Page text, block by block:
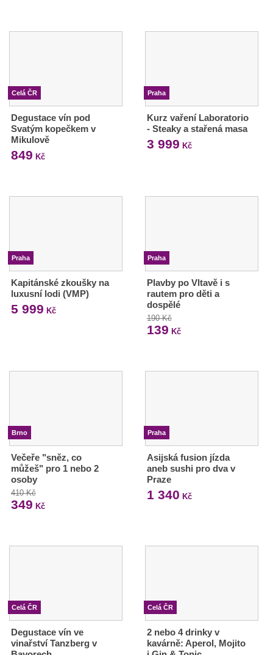
Celá ČR
Degustace vín pod
Svatým kopečkem v
Mikulově
849 Kč
Praha
Kurz vaření Laboratorio
- Steaky a stařená masa
3 999 Kč
Praha
Kapitánské zkoušky na
luxusní lodi (VMP)
5 999 Kč
Praha
Plavby po Vltavě i s
rautem pro děti a
dospělé
190 Kč
139 Kč
Brno
Večeře "sněz, co
můžeš" pro 1 nebo 2
osoby
410 Kč
349 Kč
Praha
Asijská fusion jízda
aneb sushi pro dva v
Praze
1 340 Kč
Celá ČR
Degustace vín ve
vinařství Tanzberg v
Celá ČR
2 nebo 4 drinky v
kavárně: Aperol, Mojito